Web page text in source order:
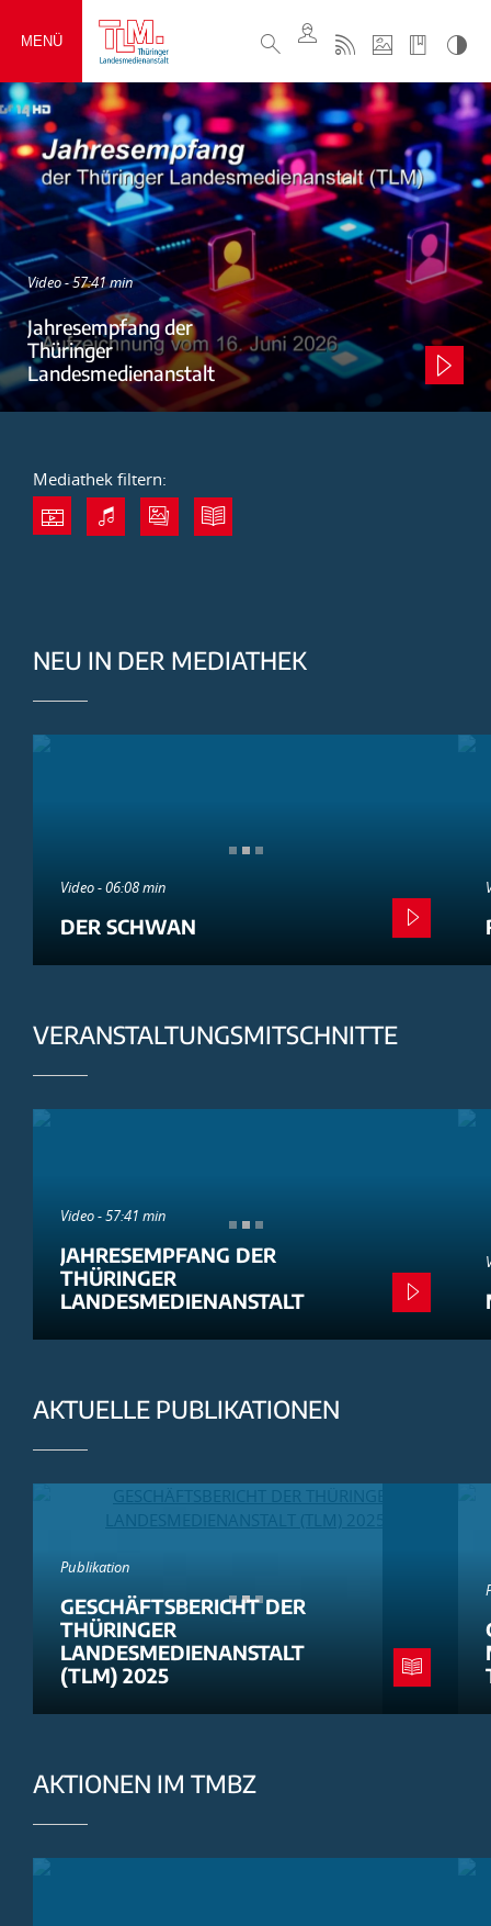
MENÜ
Video - 57:41 min
Jahresempfang der
Thüringer
Landesmedienanstalt
Mediathek filtern:
NEU IN DER MEDIATHEK
Video - 06:08 min
DER SCHWAN
VERANSTALTUNGSMITSCHNITTE
Video - 57:41 min
JAHRESEMPFANG DER
THÜRINGER
LANDESMEDIENANSTALT
AKTUELLE PUBLIKATIONEN
Publikation
GESCHÄFTSBERICHT DER
THÜRINGER
LANDESMEDIENANSTALT
(TLM) 2025
AKTIONEN IM TMBZ